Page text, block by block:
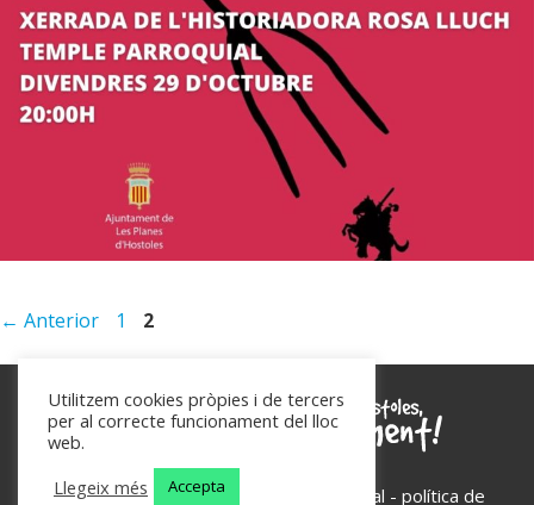
← Anterior Pàgina
1 Pàgina
2
Les Planes d'Hostoles - 2026 - avís legal - política de
Utilitzem cookies pròpies i de tercers
per al correcte funcionament del lloc
web.
Llegeix més
Accepta